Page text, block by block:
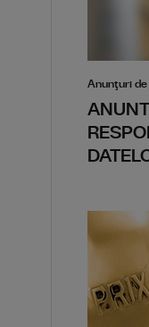
Anunţuri de